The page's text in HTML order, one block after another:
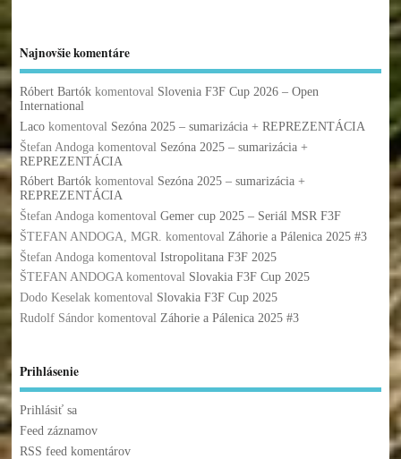
Najnovšie komentáre
Róbert Bartókkomentoval Slovenia F3F Cup 2026 – Open
International
Lacokomentoval Sezóna 2025 – sumarizácia + REPREZENTÁCIA
Štefan Andogakomentoval Sezóna 2025 – sumarizácia +
REPREZENTÁCIA
Róbert Bartókkomentoval Sezóna 2025 – sumarizácia +
REPREZENTÁCIA
Štefan Andogakomentoval Gemer cup 2025 – Seriál MSR F3F
ŠTEFAN ANDOGA, MGR. komentoval Záhorie a Pálenica 2025 #3
Štefan Andogakomentoval Istropolitana F3F 2025
ŠTEFAN ANDOGAkomentoval Slovakia F3F Cup 2025
Dodo Keselakkomentoval Slovakia F3F Cup 2025
Rudolf Sándorkomentoval Záhorie a Pálenica 2025 #3
Prihlásenie
Prihlásiť sa
Feed záznamov
RSS feed komentárov